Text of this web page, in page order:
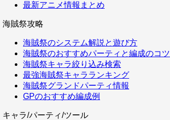
最新アニメ情報まとめ
海賊祭攻略
海賊祭のシステム解説と遊び方
海賊祭のおすすめパーティと編成のコツ
海賊祭キャラ絞り込み検索
最強海賊祭キャラランキング
海賊祭グランドパーティ情報
GPのおすすめ編成例
キャラ/パーティ/ツール